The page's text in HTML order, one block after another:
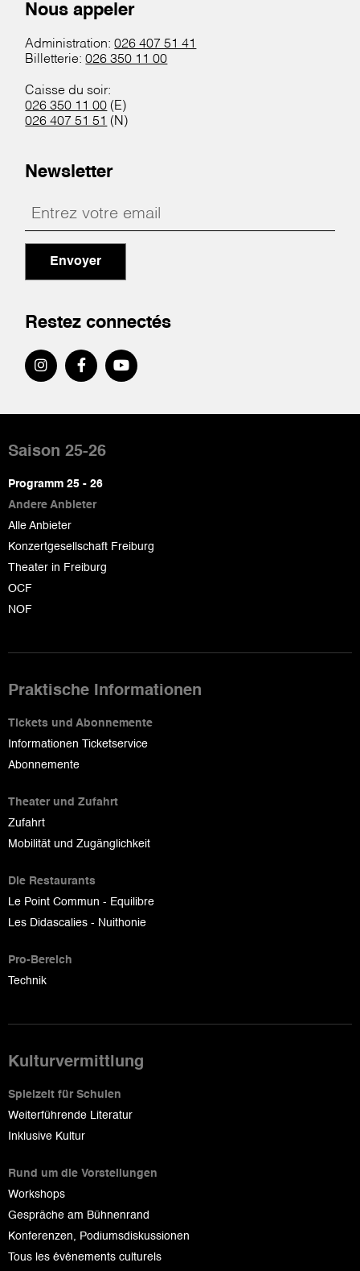
Nous appeler
Administration:026 407 51 41
Billetterie:026 350 11 00
Caisse du soir:
026 350 11 00 (E)
026 407 51 51 (N)
Newsletter
Envoyer
Restez connectés
de
page
Saison 25-26
Programm 25 - 26
Andere Anbieter
Alle Anbieter
Konzertgesellschaft Freiburg
Theater in Freiburg
OCF
NOF
Praktische Informationen
Tickets und Abonnemente
Informationen Ticketservice
Abonnemente
Theater und Zufahrt
Zufahrt
Mobilität und Zugänglichkeit
Die Restaurants
Le Point Commun - Equilibre
Les Didascalies - Nuithonie
Pro-Bereich
Technik
Kulturvermittlung
Spielzeit für Schulen
Weiterführende Literatur
Inklusive Kultur
Rund um die Vorstellungen
Workshops
Gespräche am Bühnenrand
Konferenzen, Podiumsdiskussionen
Tous les événements culturels